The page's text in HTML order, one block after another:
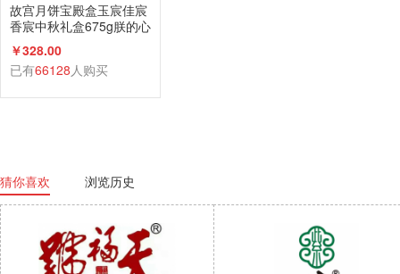
故宫月饼宝殿盒玉宸佳宸
香宸中秋礼盒675g朕的心
意礼广式蛋黄莲蓉
￥328.00
已有66128人购买
猜你喜欢 浏览历史